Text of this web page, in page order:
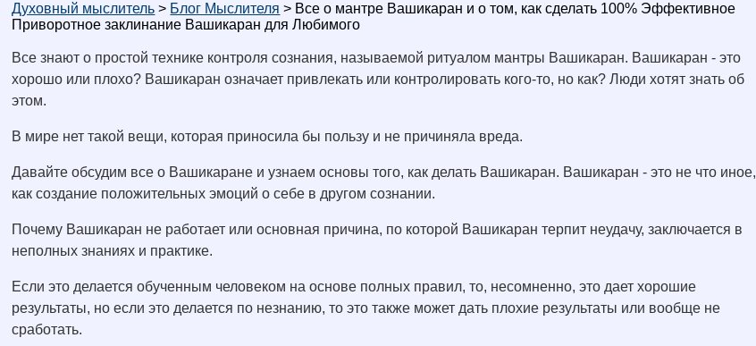
Духовный мыслитель > Блог Мыслителя > Все о мантре Вашикаран и о том, как сделать 100% Эффективное
Приворотное заклинание Вашикаран для Любимого
Все знают о простой технике контроля сознания, называемой ритуалом мантры Вашикаран. Вашикаран - это
хорошо или плохо? Вашикаран означает привлекать или контролировать кого-то, но как? Люди хотят знать об
этом.
В мире нет такой вещи, которая приносила бы пользу и не причиняла вреда.
Давайте обсудим все о Вашикаране и узнаем основы того, как делать Вашикаран. Вашикаран - это не что иное,
как создание положительных эмоций о себе в другом сознании.
Почему Вашикаран не работает или основная причина, по которой Вашикаран терпит неудачу, заключается в
неполных знаниях и практике.
Если это делается обученным человеком на основе полных правил, то, несомненно, это дает хорошие
результаты, но если это делается по незнанию, то это также может дать плохие результаты или вообще не
сработать.